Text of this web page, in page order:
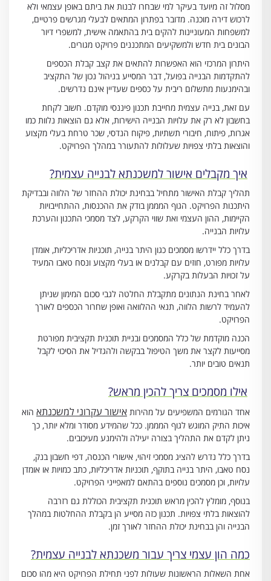
מסלול זה מיועד בעיקר למי שבחרו לבנות את ביתם באופן עצמאי ולא
לרכוש דירה מוכנה. מדובר בפתרון המתאים לבעלי מגרשים פרטיים,
למשפחות המעוניינות להקים בית בהתאמה אישית, למשפרי דיור
הבונים בית חדש ולמשקיעים המתכננים פרויקט מגורים.
היתרון המרכזי הוא האפשרות להתאים את קצב קבלת הכספים
להתקדמות הבנייה בפועל, דבר המסייע בניהול נכון של התקציב
ובהימנעות מתשלום ריבית על כספים שעדיין אינם נדרשים.
עם זאת, בנייה עצמית מחייבת תכנון פיננסי מוקדם. חשוב לקחת
בחשבון לא רק את עלויות הבנייה הישירות, אלא גם הוצאות נלוות כמו
אגרות, פיתוח, חיבורי תשתיות, פיקוח הנדסי, שכר טרחת בעלי מקצוע
והוצאות בלתי צפויות שעלולות להתעורר במהלך הפרויקט.
איך מקבלים אישור למשכנתא לבנייה עצמית?
תהליך קבלת האישור מתחיל בבחינת יכולת ההחזר של הלווה ובבדיקת
היתכנות הפרויקט. הגוף המממן בודק את ההכנסות, ההתחייבויות
הקיימות, ההון העצמי ואת שווי הקרקע, לצד מסמכי התכנון והערכת
עלויות הבנייה.
בדרך כלל יידרשו מסמכים כגון היתר בנייה, תוכניות אדריכליות, אומדן
עלויות מפורט, חוזים עם קבלנים או בעלי מקצוע ונסח טאבו המעיד
על זכויות הבעלות בקרקע.
לאחר בחינת הנתונים מתקבלת החלטה לגבי סכום המימון שניתן
להעמיד לרשות הלווה, תנאי ההלוואה ואופן שחרור הכספים לאורך
הפרויקט.
הכנה מוקדמת של כלל המסמכים ובניית תוכנית תקציבית מפורטת
מסייעות לקצר את משך הטיפול בבקשה ולהגדיל את הסיכוי לקבל
תנאים טובים יותר.
אילו מסמכים צריך להכין מראש?
אחד הגורמים המשפיעים על מהירות אישור עקרוני למשכנתא הוא
איכות התיק המוגש לגוף המממן. ככל שהמידע מסודר ומלא יותר, כך
ניתן לקדם את התהליך בצורה יעילה ולהימנע מעיכובים.
בדרך כלל נדרש להציג מסמכי זיהוי, אישורי הכנסה, דפי חשבון בנק,
נסח טאבו, היתר בנייה בתוקף, תוכניות אדריכליות, כתב כמויות או אומדן
עלויות, וכן מסמכים נוספים בהתאם למאפייני הפרויקט.
בנוסף, מומלץ להכין מראש תוכנית תקציבית הכוללת גם רזרבה
להוצאות בלתי צפויות. תכנון כזה מסייע הן בקבלת ההחלטות במהלך
הבנייה והן בבחינת יכולת ההחזר לאורך זמן.
כמה הון עצמי צריך עבור משכנתא לבנייה עצמית?
אחת השאלות הראשונות שעולות לפני תחילת הפרויקט היא מהו סכום